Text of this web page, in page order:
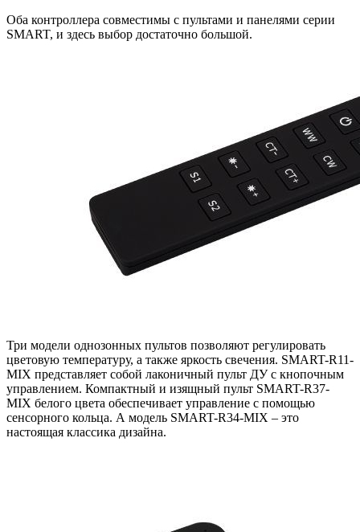
Оба контроллера совместимы с пультами и панелями серии
SMART, и здесь выбор достаточно большой.
Три модели однозонных пультов позволяют регулировать
цветовую температуру, а также яркость свечения. SMART-R11-
MIX представляет собой лаконичный пульт ДУ с кнопочным
управлением. Компактный и изящный пульт SMART-R37-
MIX белого цвета обеспечивает управление с помощью
сенсорного кольца. А модель SMART-R34-MIX – это
настоящая классика дизайна.